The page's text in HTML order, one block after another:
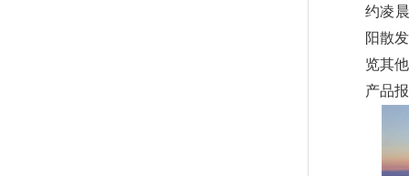
约凌
阳散
览其
产品